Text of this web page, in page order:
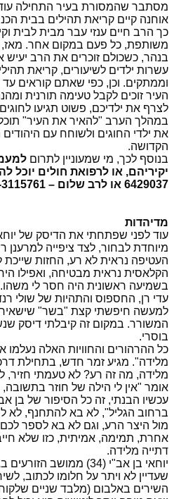
מסתבר שהמסורת בעיר התחילה
אוחנה קיים קריאת תהילים בבית
כך הרב חיים ענזי עבר מבית לבית
משותפת, כל פעם במקום אחר. מאז,
בנהר, כשכולם זוכרים את הרב
עשרות ילדים לשיעורים, קריאת
וממתקים. וכן, כפי שאתם קוראים
העיר זוכים לקבל טעימה תורנית
לצרף את ילדיכם, פשוט תגיעו
במהלך הערב "להאיר את העיר"
את ילדי החוגים ולשוחח עם
הקדושה.
בנוסף לכך, מי שמעוניין לתרום
6429037 או לרב שלום – 052-3115761
מדיהדות
עוד לפני שפתחתי את הדיסק של
מיוחדת לבחור, לצד ציפייה למרענן
העטיפה נראית לא רע, החזות שייכת
הקלאסית נראית מבטיחה, ואפילו
בשמיעה ראשונית היה חסר לי
עדי רן, החספוס והתהיות של שולי
למעשה חיפשתי קצת "בשר" שישאיר
המשורר. במקום זה קיבלתי דיסק
בוסרי.
כל ההרהורים והחוויות האלה
מלידה". מגיע זמר חדש, בתחילת
מלידה, מה זה רע? לא טעמתי חזיר,
אומר "אין לי הילה של חוזר
עכשיו הבנתי, זה כל הסיפור של בן
ברחוב הגליל", לא בא להתחנף, לא
מול היצר הרע, וגם לא בא לספר
אחרת, תמימה, אמיתית, כזו שלא
דתייה מלידה.
יוחאי בן אב"י (34)
שעדיין לא ויתר על חלומו לכתוב,
השירים באלבום (מלבד שניים